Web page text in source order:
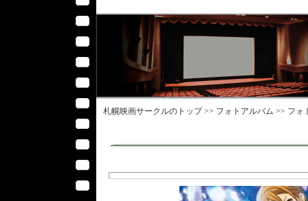
札幌映画サークルのトップ >> フォトアルバム >> フォ